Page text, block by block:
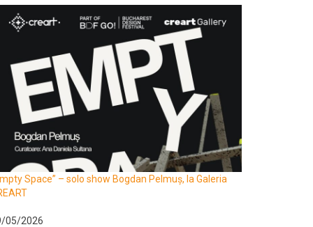
Space” – solo show Bogdan Pelmuș, la Galeria
05/2026